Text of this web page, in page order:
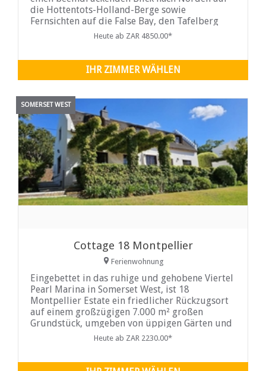
die Hottentots-Holland-Berge sowie
Fernsichten auf die False Bay, den Tafelberg
und Cape Point. Die Unterkunft eignet sich
Anbindung an die Helderberg-Region suchen.
Heute ab ZAR 4850.00*
IHR ZIMMER WÄHLEN
SOMERSET WEST
Cottage 18 Montpellier
Ferienwohnung
Eingebettet in das ruhige und gehobene Viertel
Pearl Marina in Somerset West, ist 18
Montpellier Estate ein friedlicher Rückzugsort
auf einem großzügigen 7.000 m² großen
Grundstück, umgeben von üppigen Gärten und
einer beeindruckenden Berglandschaft. Gäste
Hottentots Holland Mountains und entspannen
Heute ab ZAR 2230.00*